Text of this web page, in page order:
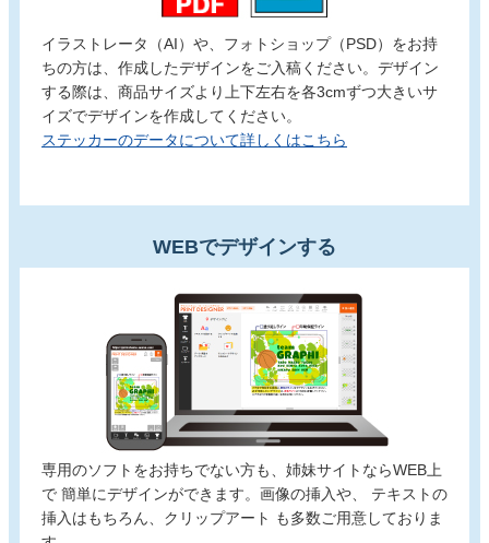
イラストレータ（AI）や、フォトショップ（PSD）をお持
ちの方は、作成したデザインをご入稿ください。デザイン
する際は、商品サイズより上下左右を各3cmずつ大きいサ
イズでデザインを作成してください。
ステッカーのデータについて詳しくはこちら
WEBでデザインする
専用のソフトをお持ちでない方も、姉妹サイトならWEB上
で 簡単にデザインができます。画像の挿入や、 テキストの
挿入はもちろん、クリップアート も多数ご用意しておりま